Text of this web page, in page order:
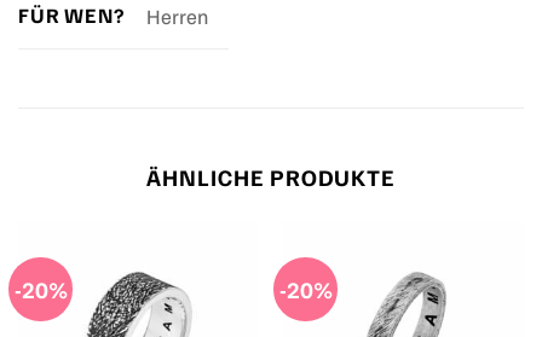
FÜR WEN? Herren
ÄHNLICHE PRODUKTE
-20% -20%